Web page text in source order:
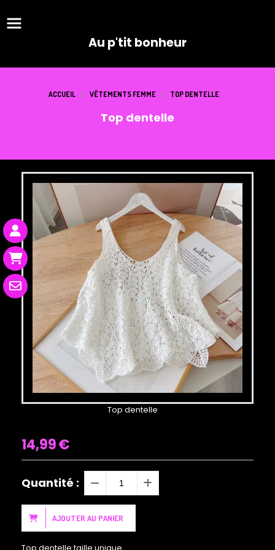
Au p'tit bonheur
ACCUEIL VÊTEMENTS FEMME TOP DENTELLE
Top dentelle
Top dentelle
14,99€
Quantité :
AJOUTER AU PANIER